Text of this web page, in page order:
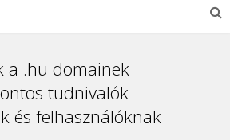
a .hu domainek
tudnivalók
és felhasználóknak